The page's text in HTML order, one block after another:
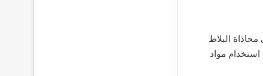
البلاط
استخدام مواد